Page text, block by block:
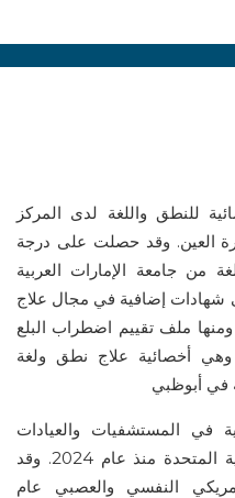
للنطق واللغة لدى المركز
العين. وقد حصلت على درجة
من جامعة الإمارات العربية
حصلت على شهادات إضافية في مجال علاج
ملف تقييم اضطراب البلع
أخصائية علاج نطق ولغة
في أبوظبي
في المستشفيات والعيادات
والمدارس في دولة الإمارات العربية المتحدة منذ عام 2024. وقد
النفسي والعصبي عام